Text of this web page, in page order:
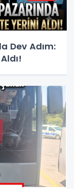
Dev Adım: